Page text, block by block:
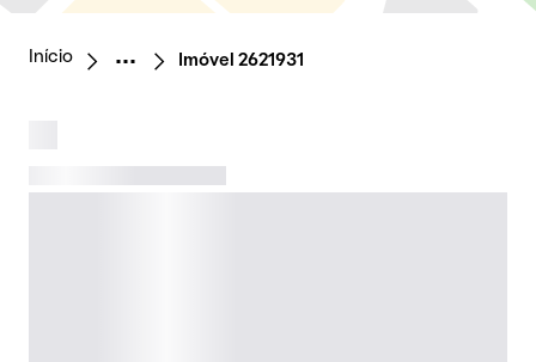
Início Imóvel 2621931